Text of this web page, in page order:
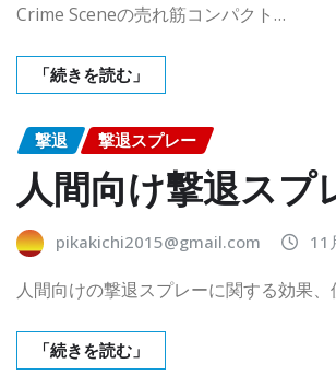
Crime Sceneの売れ筋コンパクト…
「続きを読む」
撃退 撃退スプレー
人間向け撃退スプ
pikakichi2015@gmail.com 11
人間向けの撃退スプレーに関する効果
「続きを読む」